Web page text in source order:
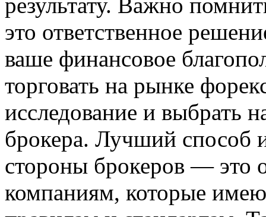
это ответственное
ваше финансовое
торговать на рынке
исследование и выбрать
брокера. Лучший способ
стороны брокеров — это
компаниям, которые